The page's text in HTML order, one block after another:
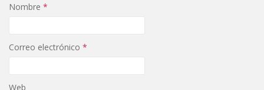
Nombre *
Correo electrónico *
Web